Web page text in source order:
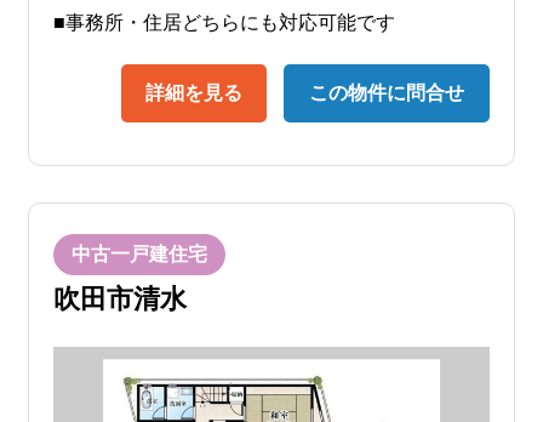
■事務所・住居どちらにも対応可能です
詳細を見る この物件に問合せ
中古一戸建住宅
吹田市清水